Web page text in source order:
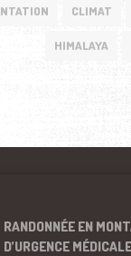
CLIMAT
HIMALAYA
RANDONNÉE EN
D’URGENCE